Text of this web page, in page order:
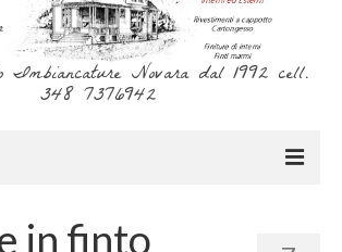
Imbiancature Novara dal 1992 cell.
348 7376942
in finto